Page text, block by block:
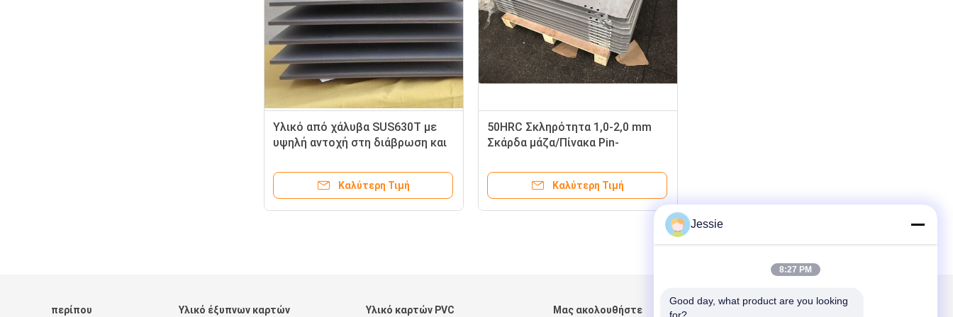
Υλικό από χάλυβα SUS630T με
υψηλή αντοχή στη διάβρωση και
πλακέτας πιεστηρίου PCB/CCL
MKSP-S630TΚαλύτερη Τιμή
50HRC Σκληρότητα 1,0-2,0 mm
Σκάρδα μάζα/Πίνακα Pin-
εκτυπωμένου PCB/CCL Πίνακα
τύπου MKSP-D420Καλύτερη Τιμή
περίπου Υλικό έξυπνων καρτών Υλικό καρτών PVC Μας ακολουθήστε Στείλτε μας μήνυμα
Jessie
8:27 PM
Good day, what product are you looking